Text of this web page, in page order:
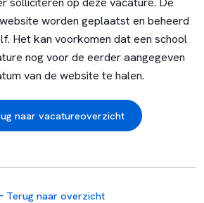
worden geplaatst en beheerd
Het kan voorkomen dat een school
nog voor de eerder aangegeven
van de website te halen.
naar vacatureoverzicht
Terug naar overzicht